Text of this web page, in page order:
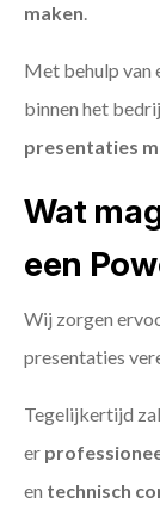
maken.
Met behulp van
binnen het
presentaties
Wat
een
Wij zorgen
presentaties
Tegelijkertijd
er
en technisch